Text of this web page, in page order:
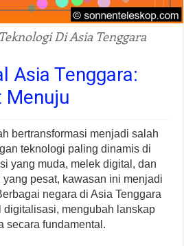
Di Asia Tenggara
Asia Tenggara:
Menuju
bertransformasi menjadi salah
teknologi paling dinamis di
yang muda, melek digital, dan
pesat, kawasan ini menjadi
negara di Asia Tenggara
digitalisasi, mengubah lanskap
secara fundamental.